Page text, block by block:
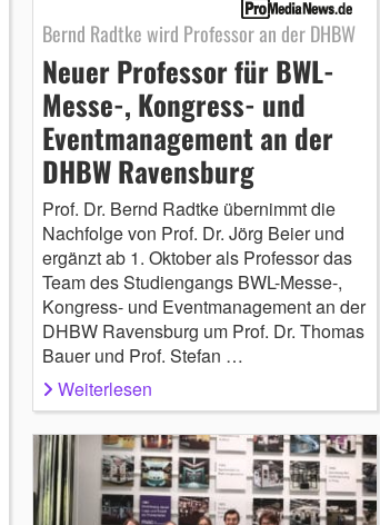
Bernd Radtke wird Professor an der DHBW
Neuer Professor für BWL-
Messe-, Kongress- und
Eventmanagement an der
DHBW Ravensburg
Prof. Dr. Bernd Radtke übernimmt die
Nachfolge von Prof. Dr. Jörg Beier und
ergänzt ab 1. Oktober als Professor das
Team des Studiengangs BWL-Messe-,
Kongress- und Eventmanagement an der
DHBW Ravensburg um Prof. Dr. Thomas
Bauer und Prof. Stefan …
Weiterlesen